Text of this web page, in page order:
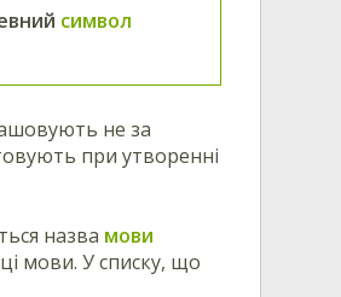
символ
не за
при утворенні
назва мови
мови. У списку, що